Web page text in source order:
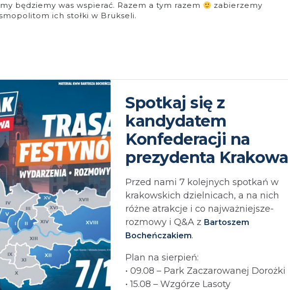
będziemy was wspierać. Razem a tym razem
zabierzemy
ich stołki w Brukseli.
Spotkaj się z
kandydatem
Konfederacji na
prezydenta Krakowa
Przed nami 7 kolejnych spotkań w
krakowskich dzielnicach, a na nich
różne atrakcje i co najważniejsze-
rozmowy i Q&A z Bartoszem
Bocheńczakiem.
Plan na sierpień:
• 09.08 – Park Zaczarowanej Dorożki
• 15.08 – Wzgórze Lasoty